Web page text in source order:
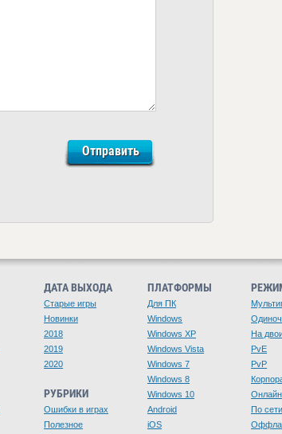
ДАТА ВЫХОДА
Старые игры
Новинки
2018
2019
2020
РУБРИКИ
Ошибки в играх
Полезное
ПЛАТФОРМЫ
Для ПК
Windows
Windows XP
Windows Vista
Windows 7
Windows 8
Windows 10
Android
iOS
На
PvE
PvP
Онлайн
По сети